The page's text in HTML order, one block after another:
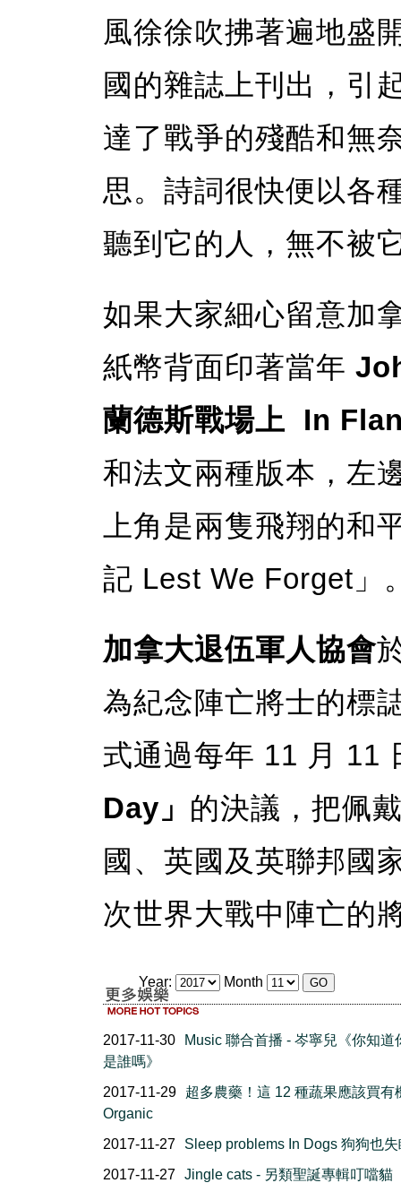
風徐徐吹拂著遍地盛
國的雜誌上刊出，引
達了戰爭的殘酷和無
思。詩詞很快便以各
聽到它的人，無不被
如果大家細心留意加
紙幣背面印著當年
蘭德斯戰場上 In
和法文兩種版本，左
上角是兩隻飛翔的和
記 Lest We Forget」
加拿大退伍軍人協會
為紀念陣亡將士的標
式通過每年 11 月 11
Day」 的決議，把佩
國、英國及英聯邦國
次世界大戰中陣亡的
Year: Month
2017-11-30
Music 聯合首播 - 岑寧兒《你知道
是誰嗎》
2017-11-29
超多農藥！這 12 種蔬果應該買有
Organic
2017-11-27
Sleep problems In Dogs 狗狗也
2017-11-27 Jingle cats - 另類聖誕專輯叮噹貓